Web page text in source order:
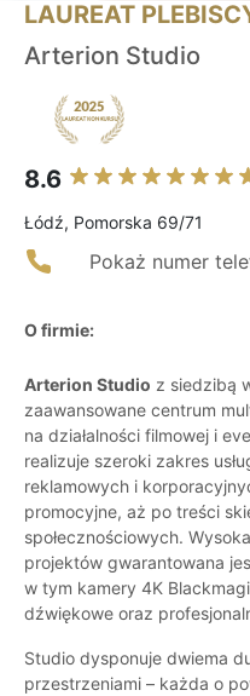
LAUREAT
Arterion Studio
8.6
Łódź, Pomorska 69/71
Pokaż numer
O firmie:
Arterion Studio z siedzibą
zaawansowane centrum
na działalności filmowej i
realizuje szeroki zakres
reklamowych i
promocyjne, aż po treści
społecznościowych.
projektów gwarantowana
w tym kamery 4K
dźwiękowe oraz
Studio dysponuje dwiema
przestrzeniami – każda o